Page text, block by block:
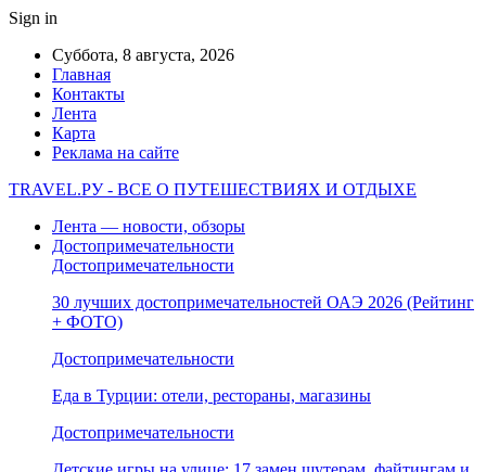
Sign in
Суббота, 8 августа, 2026
Главная
Контакты
Лента
Карта
Реклама на сайте
TRAVEL.РУ - ВСЕ О ПУТЕШЕСТВИЯХ И ОТДЫХЕ
Лента — новости, обзоры
Достопримечательности
Достопримечательности
30 лучших достопримечательностей ОАЭ 2026 (Рейтинг
+ ФОТО)
Достопримечательности
Еда в Турции: отели, рестораны, магазины
Достопримечательности